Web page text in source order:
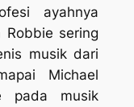
ayahnya
Robbie sering
musik dari
Michael
pada musik